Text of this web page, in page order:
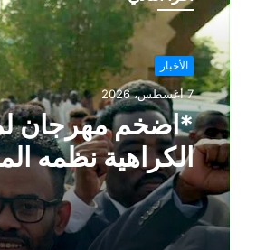
الأخبار
7 أغسطس، 2026
*اضخم مهرجان
الكراهية نظمه
للسلم